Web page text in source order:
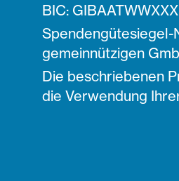
BIC: GIBAATWWXXX
Spendengütesiegel-
gemeinnützigen
Die beschriebenen
die Verwendung